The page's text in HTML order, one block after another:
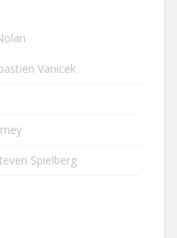
Vanicek
Spielberg